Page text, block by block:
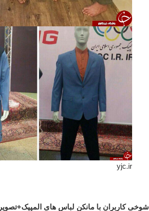
yjc.ir
شوخی کاربران با مانکن لباس های المپیک+تصویر